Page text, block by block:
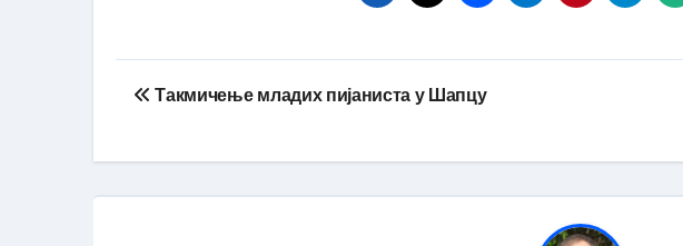
Кретање
Такмичење младих пијаниста у Шапцу